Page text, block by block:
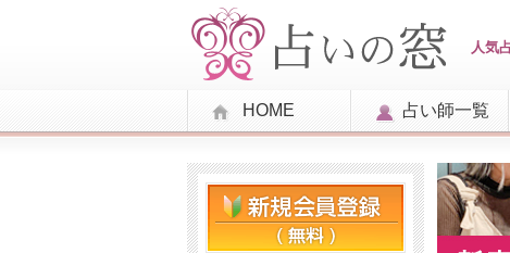
人気
HOME 占い師一覧